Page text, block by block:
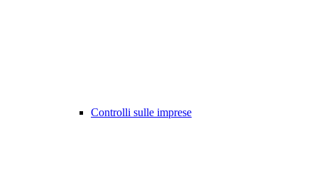
Controlli sulle imprese